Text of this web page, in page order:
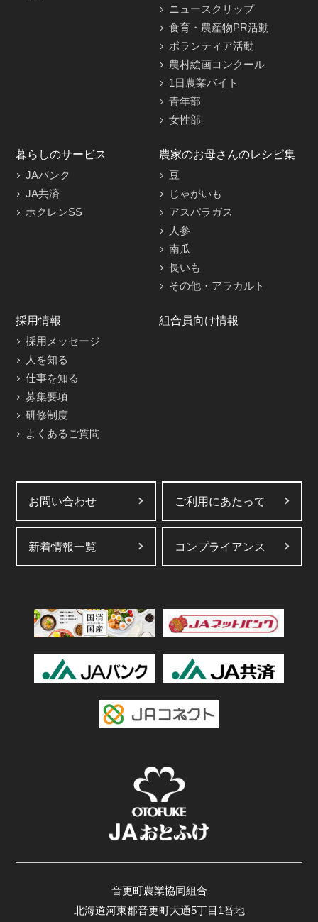
ニュースクリップ
食育・農産物PR活動
ボランティア活動
農村絵画コンクール
1日農業バイト
青年部
女性部
暮らしのサービス
JAバンク
JA共済
ホクレンSS
農家のお母さんのレシピ集
豆
じゃがいも
アスパラガス
人参
南瓜
長いも
その他・アラカルト
採用情報
採用メッセージ
人を知る
仕事を知る
募集要項
研修制度
よくあるご質問
組合員向け情報
お問い合わせ ご利用にあたって
新着情報一覧 コンプライアンス
音更町農業協同組合
北海道河東郡音更町大通5丁目1番地